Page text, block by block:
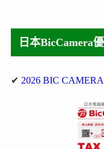
日本BicCamera
✔ 2026 BIC